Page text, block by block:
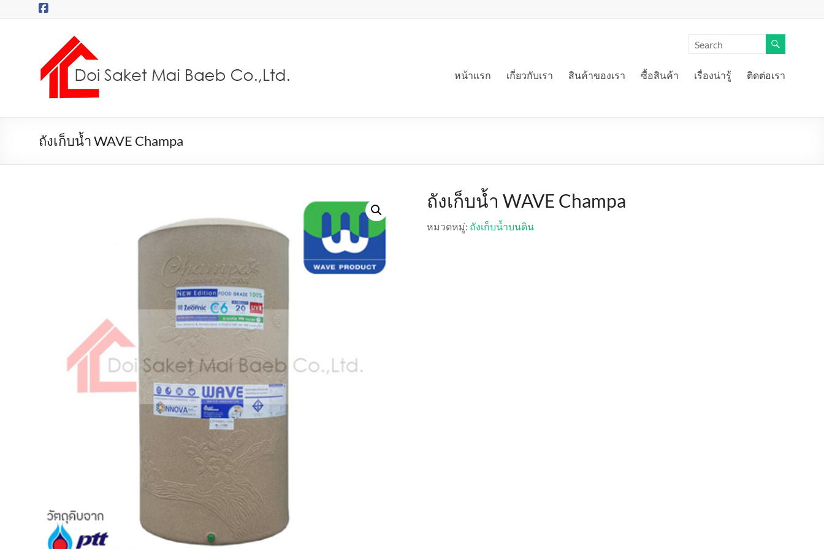
บริษัท
ดอยสะเก็ด
ไม้
จำกัด
หน้าแรก เกี่ยวกับเรา สินค้าของเรา ซื้อสินค้า เรื่องน่ารู้ ติดต่อเรา
ถังเก็บน้ำ WAVE Champa
ถังเก็บน้ำ WAVE Champa
หมวดหมู่: ถังเก็บน้ำบนดิน